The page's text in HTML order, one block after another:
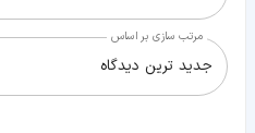
مرتب سازی بر اساس
جدید ترین دیدگاه